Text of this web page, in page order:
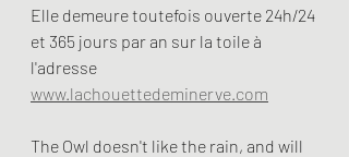
Elle demeure toutefois ouverte 24h/24
et 365 jours par an sur la toile à
l'adresse
www.lachouettedeminerve.com
The Owl doesn't like the rain, and will